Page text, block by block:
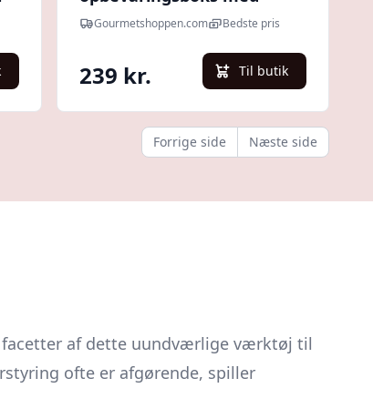
køleelement fra Tescoma -
høj - Hurtig levering
Gourmetshoppen.com Bedste pris
239 kr. Til butik
Forrige side Næste side
facetter af dette uundværlige værktøj til
ofte er afgørende, spiller